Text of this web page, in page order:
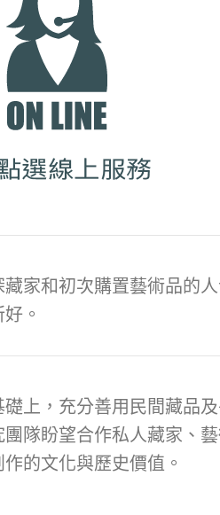
家和初次購置藝術品的人
。
上，充分善用民間藏品
隊盼望合作私人藏家、
的文化與歷史價值。